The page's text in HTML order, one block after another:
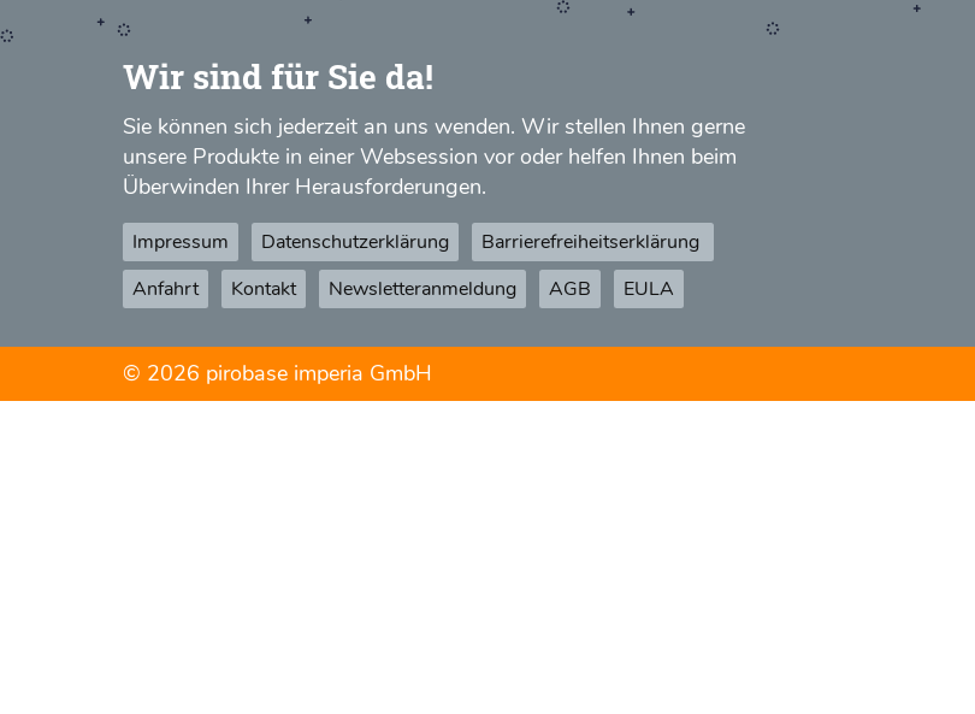
Wir sind für Sie da!
Sie können sich jederzeit an uns wenden. Wir stellen Ihnen gerne
unsere Produkte in einer Websession vor oder helfen Ihnen beim
Überwinden Ihrer Herausforderungen.
Impressum Datenschutzerklärung
Barrierefreiheitserklärung
Anfahrt
Kontakt Newsletteranmeldung AGB EULA
© 2026 pirobase imperia GmbH